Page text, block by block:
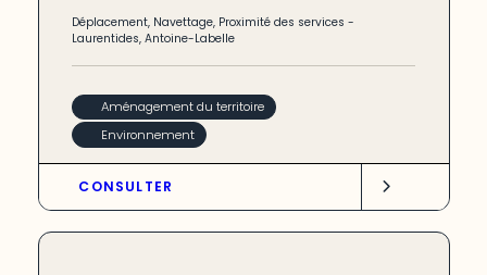
Déplacement, Navettage, Proximité des services -
Laurentides,Antoine-Labelle
Aménagement du territoire
Environnement
CONSULTER